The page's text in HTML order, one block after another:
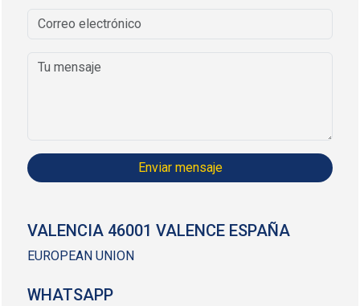
Enviar mensaje
VALENCIA 46001 VALENCE ESPAÑA
EUROPEAN UNION
WHATSAPP